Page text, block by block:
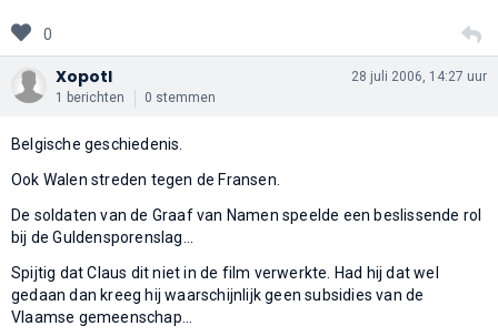
0
Xopotl
1 berichten 0 stemmen
28 juli 2006, 14:27 uur
Belgische geschiedenis.
Ook Walen streden tegen de Fransen.
De soldaten van de Graaf van Namen speelde een beslissende rol
bij de Guldensporenslag...
Spijtig dat Claus dit niet in de film verwerkte. Had hij dat wel
gedaan dan kreeg hij waarschijnlijk geen subsidies van de
Vlaamse gemeenschap...